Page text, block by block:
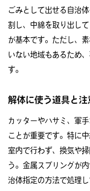
ごみとして出せる自治
割し、中綿を取り出し
が基本です。ただし、
いない地域もあるため
す。
解体に使う道具と注
カッターやハサミ、軍
ことが重要です。特に
室内で行わず、換気や
う。金属スプリングが
治体指定の方法で処理し